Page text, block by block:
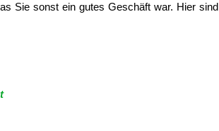
Sie sonst ein gutes Geschäft war. Hier sind